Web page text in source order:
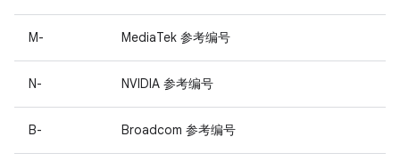
M- MediaTek 参考编号
N- NVIDIA 参考编号
B- Broadcom 参考编号